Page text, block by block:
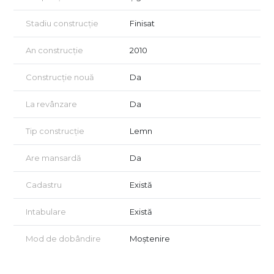
👨‍👩‍👧‍👦 Comunitate prietenoasă, atmosferă relaxată
Zona este populată de oameni gospodari și primitori, creând
✅ Casa este disponibilă imediat, întreținută impecabil și
pregătită pentru noii proprietari.
Stadiu construcție Finisat
An construcție 2010
Construcție nouă Da
La revânzare Da
Tip construcție Lemn
Are mansardă Da
Cadastru Există
Intabulare Există
Mod de dobândire Moștenire